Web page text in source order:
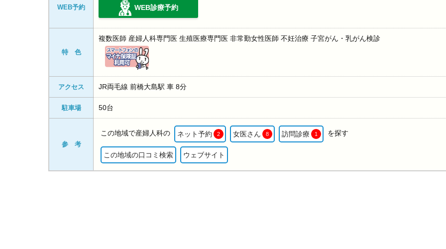
WEB予約 WEB診療予約
特 色
複数医師 産婦人科専門医 生殖医療専門医 非常勤女性医師 不妊治療 子宮がん・乳がん検診
アクセス JR両毛線 前橋大島駅 車 8分
駐車場 50台
参 考
この地域で産婦人科の ネット予約 2 女医さん 8 訪問診療 1 を探す
この地域の口コミ検索 ウェブサイト